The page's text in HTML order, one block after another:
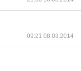
09:21 08.03.2014